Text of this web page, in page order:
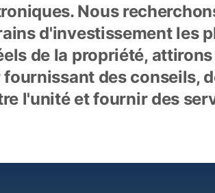
Nous
d'investissement les
de la propriété,
des conseils,
l'unité et fournir des